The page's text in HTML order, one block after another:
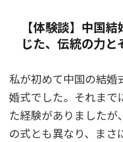
【体験談】中国
じた、伝統の力と
私が初めて中国の結
婚式でした。それまで
た経験がありました
の式とも異なり、まさ